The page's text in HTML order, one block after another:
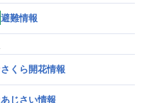
避難情報
さくら開花情報
あじさい情報